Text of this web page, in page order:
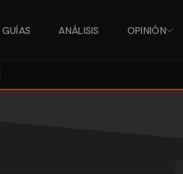
GUÍAS ANÁLISIS OPINIÓN